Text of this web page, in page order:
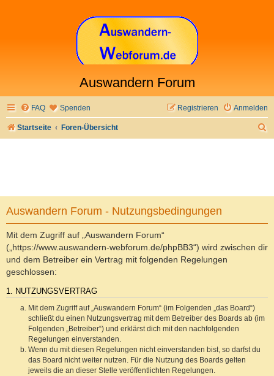
Auswandern Forum
FAQ Spenden Anmelden
Registrieren
Startseite Foren-Übersicht
Auswandern Forum - Nutzungsbedingungen
Mit dem Zugriff auf „Auswandern Forum“
(„https://www.auswandern-webforum.de/phpBB3“) wird zwischen dir
und dem Betreiber ein Vertrag mit folgenden Regelungen
geschlossen:
1. NUTZUNGSVERTRAG
Mit dem Zugriff auf „Auswandern Forum“ (im Folgenden „das Board“)
schließt du einen Nutzungsvertrag mit dem Betreiber des Boards ab (im
Folgenden „Betreiber“) und erklärst dich mit den nachfolgenden
Regelungen einverstanden.
Wenn du mit diesen Regelungen nicht einverstanden bist, so darfst du
das Board nicht weiter nutzen. Für die Nutzung des Boards gelten
jeweils die an dieser Stelle veröffentlichten Regelungen.